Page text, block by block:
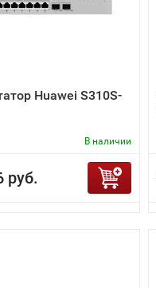
Huawei S310S-
В наличии
руб.